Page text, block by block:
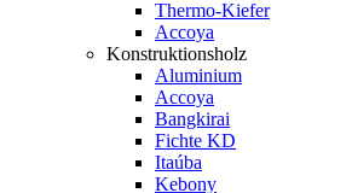
Thermo-Kiefer
Accoya
Konstruktionsholz
Aluminium
Accoya
Bangkirai
Fichte KD
Itaúba
Kebony